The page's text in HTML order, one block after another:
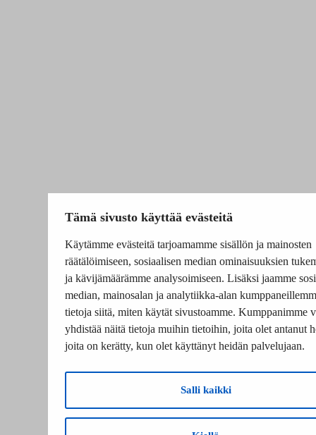
Tämä sivusto käyttää evästeitä
Käytämme evästeitä tarjoamamme sisällön ja mainosten
räätälöimiseen, sosiaalisen median ominaisuuksien
ja kävijämäärämme analysoimiseen. Lisäksi jaamme
median, mainosalan ja analytiikka-alan
tietoja siitä, miten käytät sivustoamme. Kumppanimme
yhdistää näitä tietoja muihin tietoihin, joita olet antanut
joita on kerätty, kun olet käyttänyt heidän palvelujaan.
Salli kaikki